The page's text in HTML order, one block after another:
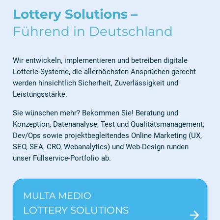
Lottery Solutions –
Führend in Deutschland
Wir entwickeln, implementieren und betreiben digitale
Lotterie-Systeme, die allerhöchsten Ansprüchen gerecht
werden hinsichtlich Sicherheit, Zuverlässigkeit und
Leistungsstärke.
Sie wünschen mehr? Bekommen Sie! Beratung und
Konzeption, Datenanalyse, Test und Qualitätsmanagement,
Dev/Ops sowie projektbegleitendes Online Marketing (UX,
SEO, SEA, CRO, Webanalytics) und Web-Design runden
unser Fullservice-Portfolio ab.
MULTA MEDIO
LOTTERY SOLUTIONS arrow_forward